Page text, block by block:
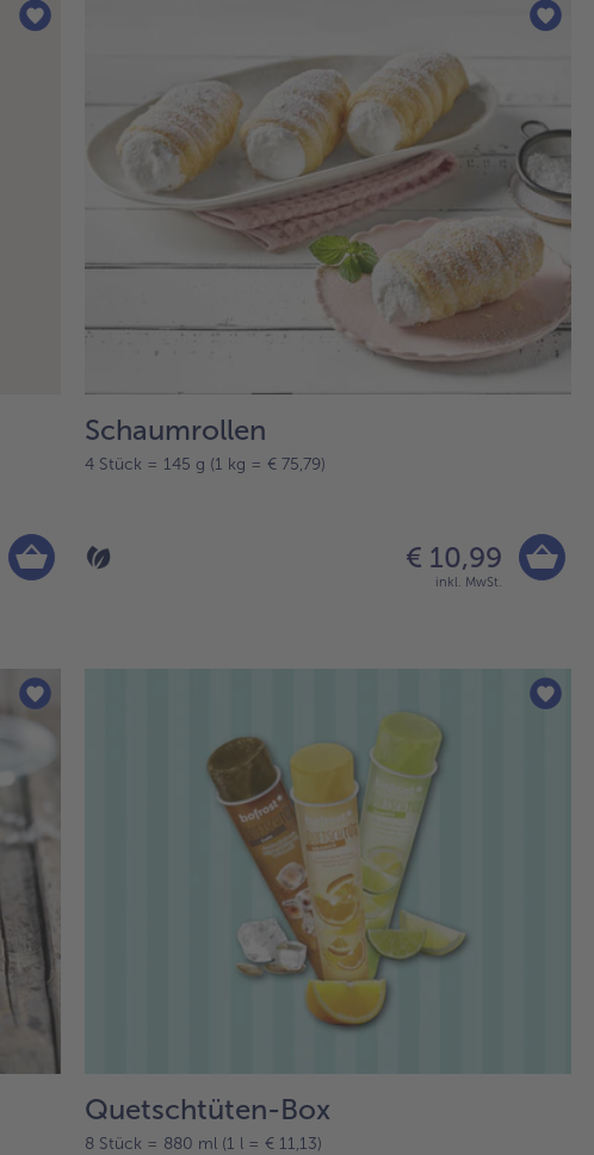
Schaumrollen
4 Stück = 145 g (1 kg = € 75,79)
€ 10,99
inkl. MwSt.
Quetschtüten-Box
8 Stück = 880 ml (1 l = € 11,13)